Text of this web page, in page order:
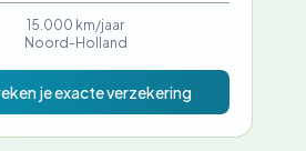
15.000 km/jaar
Noord-Holland
je exacte verzekering